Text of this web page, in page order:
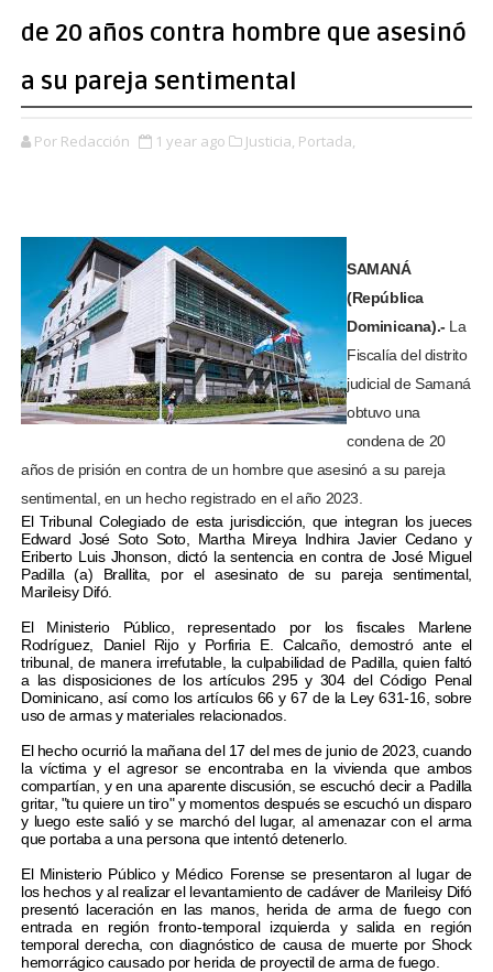
de 20 años contra hombre que asesinó
a su pareja sentimental
Por Redacción 1 year ago Justicia, Portada,
SAMANÁ
(República
Dominicana).- La
Fiscalía del distrito
judicial de Samaná
obtuvo una
condena de 20
años de prisión en contra de un hombre que asesinó a su pareja
sentimental, en un hecho registrado en el año 2023.
El Tribunal Colegiado de esta jurisdicción, que integran los jueces
Edward José Soto Soto, Martha Mireya Indhira Javier Cedano y
Eriberto Luis Jhonson, dictó la sentencia en contra de José Miguel
Padilla (a) Brallita, por el asesinato de su pareja sentimental,
Marileisy Difó.
El Ministerio Público, representado por los fiscales Marlene
Rodríguez, Daniel Rijo y Porfiria E. Calcaño, demostró ante el
tribunal, de manera irrefutable, la culpabilidad de Padilla, quien faltó
a las disposiciones de los artículos 295 y 304 del Código Penal
Dominicano, así como los artículos 66 y 67 de la Ley 631-16, sobre
uso de armas y materiales relacionados.
El hecho ocurrió la mañana del 17 del mes de junio de 2023, cuando
la víctima y el agresor se encontraba en la vivienda que ambos
compartían, y en una aparente discusión, se escuchó decir a Padilla
gritar, "tu quiere un tiro" y momentos después se escuchó un disparo
y luego este salió y se marchó del lugar, al amenazar con el arma
que portaba a una persona que intentó detenerlo.
El Ministerio Público y Médico Forense se presentaron al lugar de
los hechos y al realizar el levantamiento de cadáver de Marileisy Difó
presentó laceración en las manos, herida de arma de fuego con
entrada en región fronto-temporal izquierda y salida en región
temporal derecha, con diagnóstico de causa de muerte por Shock
hemorrágico causado por herida de proyectil de arma de fuego.